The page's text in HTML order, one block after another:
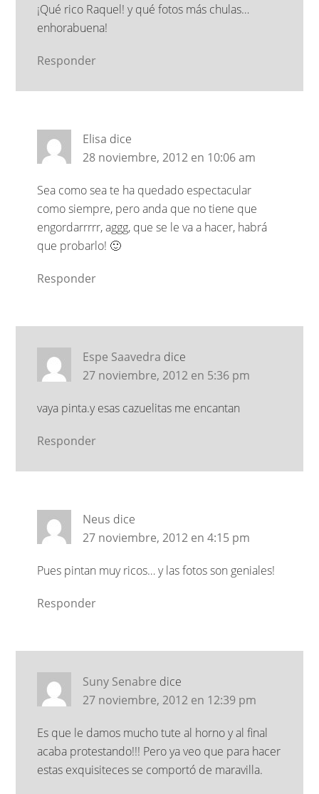
¡Qué rico Raquel! y qué fotos más chulas…
enhorabuena!
Responder
Elisa dice
28 noviembre, 2012 en 10:06 am
Sea como sea te ha quedado espectacular
como siempre, pero anda que no tiene que
engordarrrrr, aggg, que se le va a hacer, habrá
que probarlo! 🙂
Responder
Espe Saavedra dice
27 noviembre, 2012 en 5:36 pm
vaya pinta.y esas cazuelitas me encantan
Responder
Neus dice
27 noviembre, 2012 en 4:15 pm
Pues pintan muy ricos… y las fotos son geniales!
Responder
Suny Senabre dice
27 noviembre, 2012 en 12:39 pm
Es que le damos mucho tute al horno y al final
acaba protestando!!! Pero ya veo que para hacer
estas exquisiteces se comportó de maravilla.